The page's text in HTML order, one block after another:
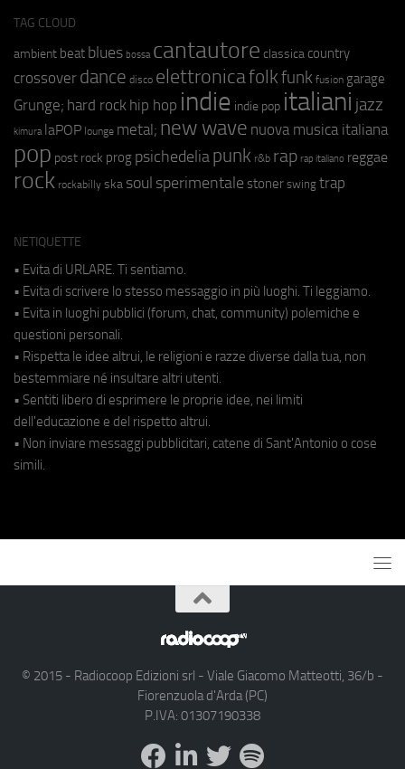
TAG CLOUD
ambient beat blues bossa cantautore classica country
crossover dance disco elettronicafolkfunk fusion garage
Grunge; hard rock hip hop indie indie pop italiani jazz
kimura laPOP lounge metal; new wave nuova musica italiana
pop post rock prog psichedeliapunk r&b rap rap italiano reggae
rock rockabilly ska soul sperimentale stoner swing trap
NETIQUETTE
• Evita di URLARE. Ti sentiamo.
• Evita di scrivere lo stesso messaggio in più luoghi. Ti leggiamo.
• Evita in luoghi pubblici (forum, chat, community) polemiche e
questioni personali.
• Rispetta le idee altrui, le religioni e razze diverse dalla tua, non
bestemmiare né insultare altri utenti.
• Sentiti libero di esprimere le proprie idee, nei limiti
dell'educazione e del rispetto altrui.
• Non inviare messaggi pubblicitari, catene di Sant'Antonio o cose
simili.
© 2015 - Radiocoop Edizioni srl - Viale Giacomo Matteotti, 36/b -
Fiorenzuola d'Arda (PC)
P.IVA: 01307190338